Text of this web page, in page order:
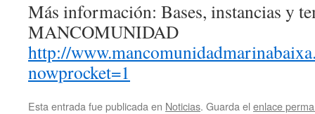
Más información: Bases, instancias y
MANCOMUNIDAD
http://
nowprocket=1
Esta entrada fue publicada en Noticias. Guarda el enlace